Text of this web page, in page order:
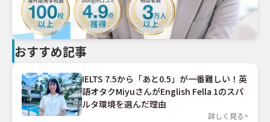
おすすめ記事
IELTS 7.5から「あと0.5」が一番難しい！英
語オタクMiyuさんがEnglish Fella 1のスパ
ルタ環境を選んだ理由
詳しく見る